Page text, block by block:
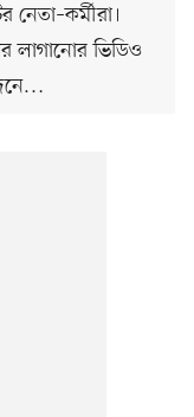
নেতা–কর্মীরা।
লাগানোর ভিডিও